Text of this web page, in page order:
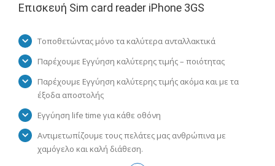
Επισκευή Sim card reader iPhone 3GS
Τοποθετώντας μόνο τα καλύτερα ανταλλακτικά
Παρέχουμε Εγγύηση καλύτερης τιμής – ποιότητας
Παρέχουμε Εγγύηση καλύτερης τιμής ακόμα και με τα
έξοδα αποστολής
Εγγύηση life time για κάθε οθόνη
Αντιμετωπίζουμε τους πελάτες μας ανθρώπινα με
χαμόγελο και καλή διάθεση.